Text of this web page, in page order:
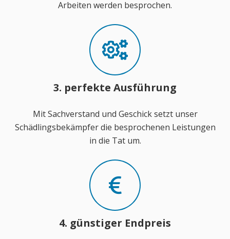
Arbeiten werden besprochen.
3. perfekte Ausführung
Mit Sachverstand und Geschick setzt unser
Schädlingsbekämpfer die besprochenen Leistungen
in die Tat um.
4. günstiger Endpreis